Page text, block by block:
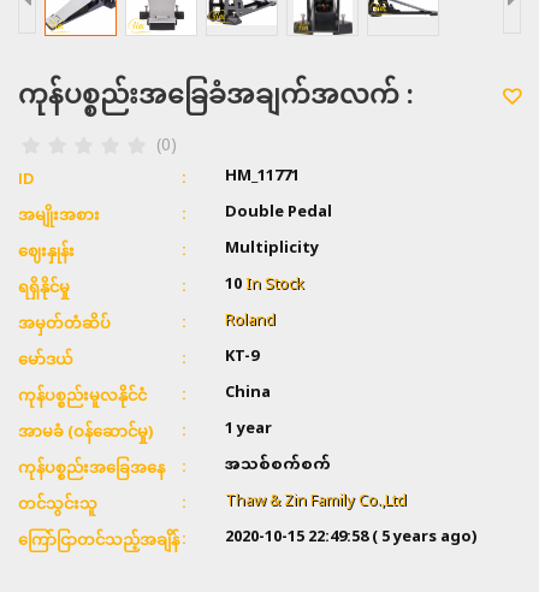
ကုန်ပစ္စည်းအခြေခံအချက်အလက် :
(0)
ID HM_11771
အမျိုးအစား Double Pedal
ဈေးနှုန်း Multiplicity
ရရှိနိုင်မှု 10In Stock
အမှတ်တံဆိပ် Roland
မော်ဒယ် KT-9
ကုန်ပစ္စည်းမူလနိုင်ငံ China
အာမခံ (ဝန်ဆောင်မှု) 1 year
ကုန်ပစ္စည်းအခြေအနေ အသစ်စက်စက်
တင်သွင်းသူ Thaw & Zin Family Co.,Ltd
ကြော်ငြာတင်သည့်အချိန် 2020-10-15 22:49:58( 5 years ago)